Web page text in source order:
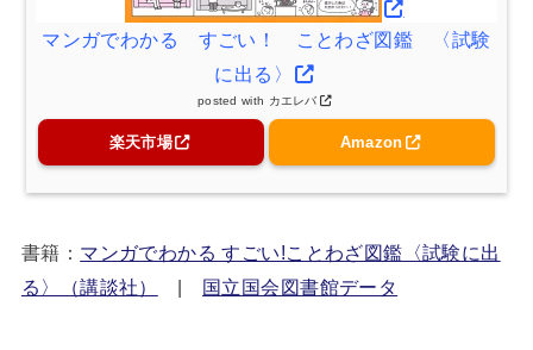
マンガでわかる すごい！ ことわざ図鑑 〈試験
に出る〉
posted with カエレバ
楽天市場 Amazon
書籍： マンガでわかる すごい!ことわざ図鑑〈試験に出
る〉（講談社）
| 国立国会図書館データ